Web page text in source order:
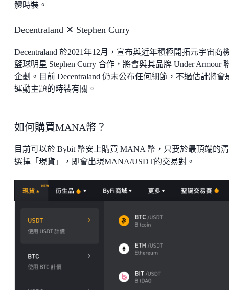
體時裝。
Decentraland ✕ Stephen Curry
Decentraland 於2021年12月，宣布與近年積極開拓元宇宙商
籃球明星 Stephen Curry 合作，將會與其品牌 Under Armour
企劃。目前 Decentraland 仍未公布任何細節，不過估計將會
運動主題的時裝有關。
如何購買MANA幣？
目前可以於 Bybit 幣安上購買 MANA 幣，只要於最頂端的
選擇「現貨」，即會出現MANA/USDT的交易對。